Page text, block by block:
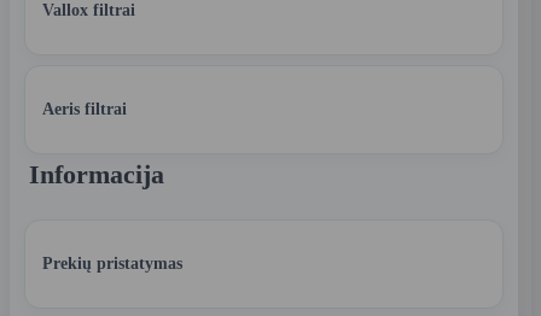
Vallox filtrai
Aeris filtrai
Informacija
Prekių pristatymas